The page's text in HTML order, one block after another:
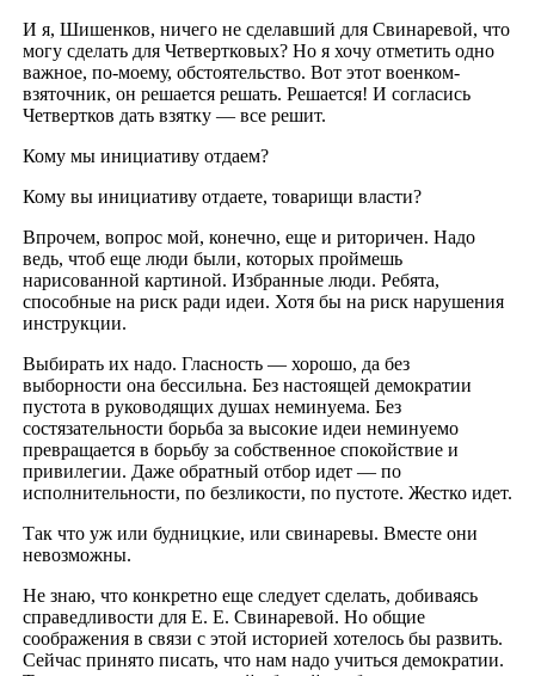
И я, Шишенков, ничего не сделавший для Свинаревой, что
могу сделать для Четвертковых? Но я хочу отметить одно
важное, по-моему, обстоятельство. Вот этот военком-
взяточник, он решается решать. Решается! И согласись
Четвертков дать взятку — все решит.
Кому мы инициативу отдаем?
Кому вы инициативу отдаете, товарищи власти?
Впрочем, вопрос мой, конечно, еще и риторичен. Надо
ведь, чтоб еще люди были, которых проймешь
нарисованной картиной. Избранные люди. Ребята,
способные на риск ради идеи. Хотя бы на риск нарушения
инструкции.
Выбирать их надо. Гласность — хорошо, да без
выборности она бессильна. Без настоящей демократии
пустота в руководящих душах неминуема. Без
состязательности борьба за высокие идеи неминуемо
превращается в борьбу за собственное спокойствие и
привилегии. Даже обратный отбор идет — по
исполнительности, по безликости, по пустоте. Жестко идет.
Так что уж или будницкие, или свинаревы. Вместе они
невозможны.
Не знаю, что конкретно еще следует сделать, добиваясь
справедливости для Е. Е. Свинаревой. Но общие
соображения в связи с этой историей хотелось бы развить.
Сейчас принято писать, что нам надо учиться демократии.